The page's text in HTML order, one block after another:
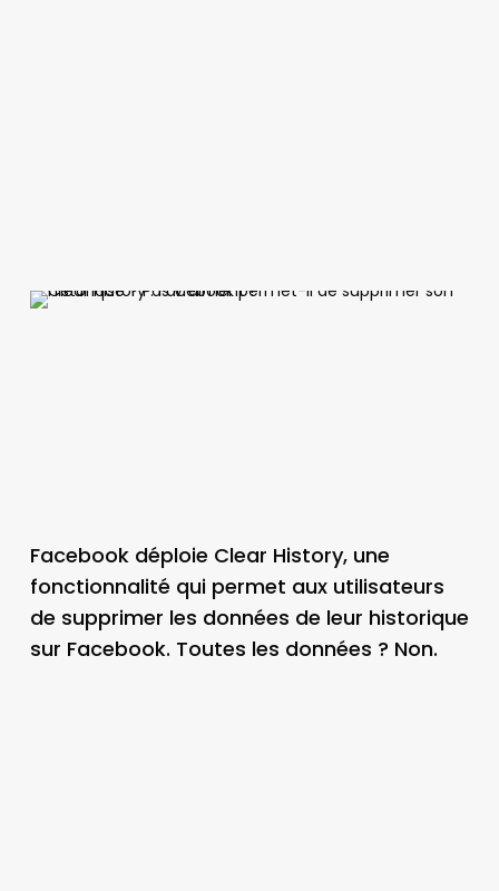
Facebook déploie Clear History, une
fonctionnalité qui permet aux utilisateurs
de supprimer les données de leur historique
sur Facebook. Toutes les données ? Non.